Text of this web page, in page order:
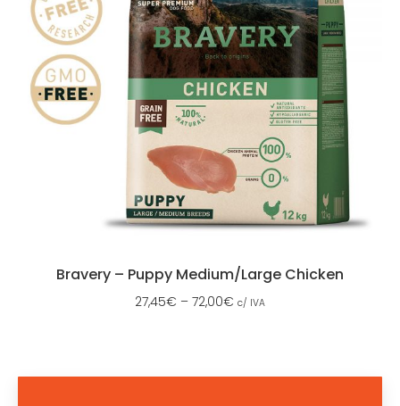
Bravery – Puppy Medium/Large Chicken
27,45€ – 72,00€ c/ IVA